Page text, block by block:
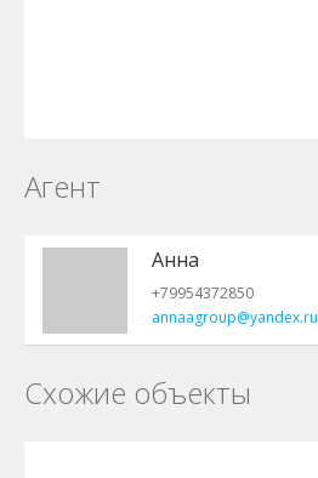
Агент
Анна
+79954372850
annaagroup@yandex.ru
Схожие объекты